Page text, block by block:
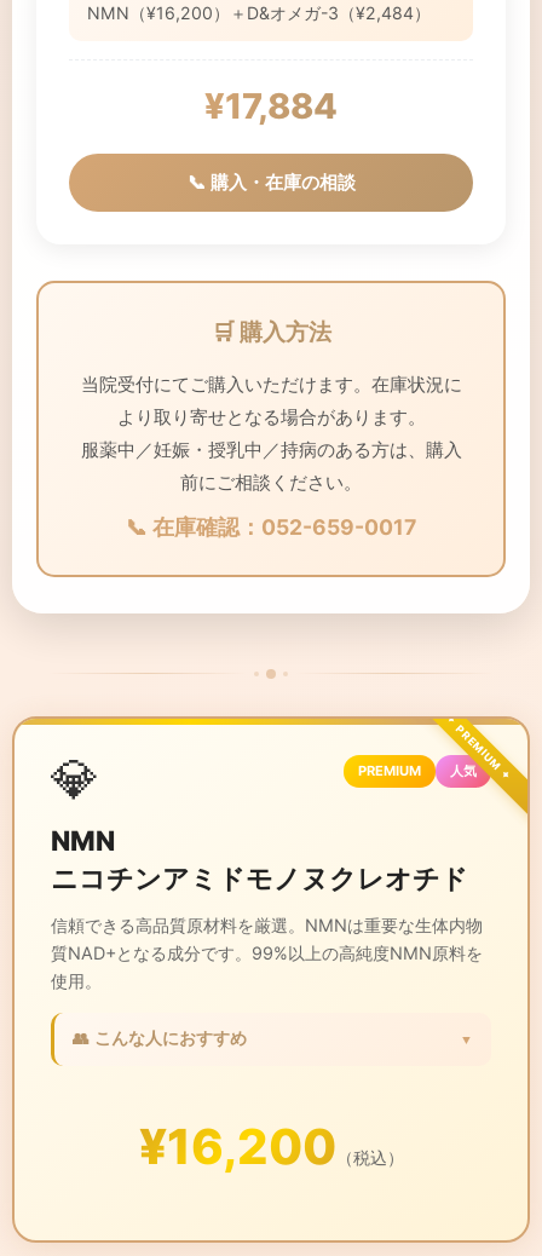
NMN（¥16,200）＋D&オメガ-3（¥2,484）
¥17,884
📞 購入・在庫の相談
🛒 購入方法
当院受付にてご購入いただけます。在庫状況に
より取り寄せとなる場合があります。
服薬中／妊娠・授乳中／持病のある方は、購入
前にご相談ください。
📞 在庫確認： 052-659-0017
💎 PREMIUM 人気
NMN
ニコチンアミドモノヌクレオチド
信頼できる高品質原材料を厳選。NMNは重要な生体内物
質NAD+となる成分です。99%以上の高純度NMN原料を
使用。
👥 こんな人におすすめ ▼
✓ 健康寿命を延ばしたい方
✓ 高品質なサプリをお探しの方
¥16,200 （税込）